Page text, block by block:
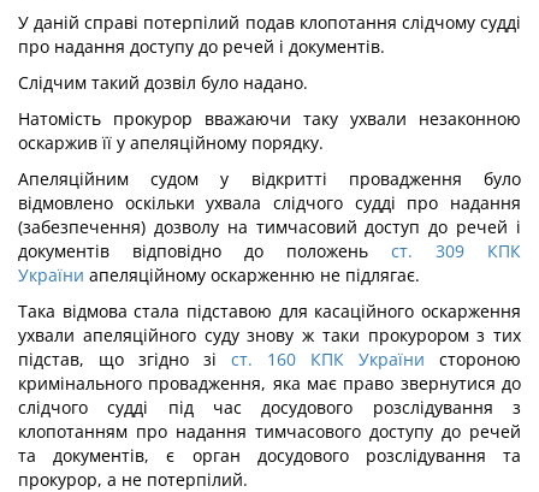
У даній справі потерпілий подав клопотання слідчому судді
про надання доступу до речей і документів.
Слідчим такий дозвіл було надано.
Натомість прокурор вважаючи таку ухвали незаконною
оскаржив її у апеляційному порядку.
Апеляційним судом у відкритті провадження було
відмовлено оскільки ухвала слідчого судді про надання
(забезпечення) дозволу на тимчасовий доступ до речей і
документів відповідно до положень ст. 309 КПК
України апеляційному оскарженню не підлягає.
Така відмова стала підставою для касаційного оскарження
ухвали апеляційного суду знову ж таки прокурором з тих
підстав, що згідно зі ст. 160 КПК України стороною
кримінального провадження, яка має право звернутися до
слідчого судді під час досудового розслідування з
клопотанням про надання тимчасового доступу до речей
та документів, є орган досудового розслідування та
прокурор, а не потерпілий.